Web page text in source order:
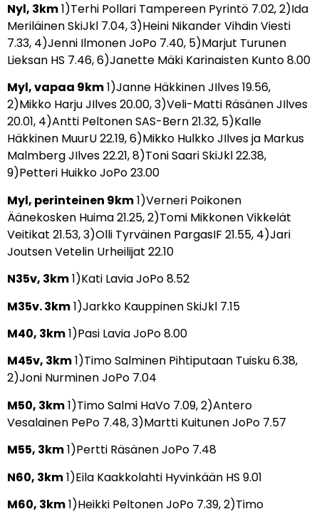
Nyl, 3km1)Terhi Pollari Tampereen Pyrintö 7.02, 2)Ida
Meriläinen SkiJkl 7.04, 3)Heini Nikander Vihdin Viesti
7.33, 4)Jenni Ilmonen JoPo 7.40, 5)Marjut Turunen
Lieksan HS 7.46, 6)Janette Mäki Karinaisten Kunto 8.00
Myl, vapaa 9km1)Janne Häkkinen JIlves 19.56,
2)Mikko Harju JIlves 20.00, 3)Veli-Matti Räsänen JIlves
20.01, 4)Antti Peltonen SAS-Bern 21.32, 5)Kalle
Häkkinen MuurU 22.19, 6)Mikko Hulkko JIlves ja Markus
Malmberg JIlves 22.21, 8)Toni Saari SkiJkl 22.38,
9)Petteri Huikko JoPo 23.00
Myl, perinteinen 9km1)Verneri Poikonen
Äänekosken Huima 21.25, 2)Tomi Mikkonen Vikkelät
Veitikat 21.53, 3)Olli Tyrväinen PargasIF 21.55, 4)Jari
Joutsen Vetelin Urheilijat 22.10
N35v, 3km1)Kati Lavia JoPo 8.52
M35v. 3km1)Jarkko Kauppinen SkiJkl 7.15
M40, 3km1)Pasi Lavia JoPo 8.00
M45v, 3km1)Timo Salminen Pihtiputaan Tuisku 6.38,
2)Joni Nurminen JoPo 7.04
M50, 3km1)Timo Salmi HaVo 7.09, 2)Antero
Vesalainen PePo 7.48, 3)Martti Kuitunen JoPo 7.57
M55, 3km1)Pertti Räsänen JoPo 7.48
N60, 3km1)Eila Kaakkolahti Hyvinkään HS 9.01
M60, 3km1)Heikki Peltonen JoPo 7.39, 2)Timo